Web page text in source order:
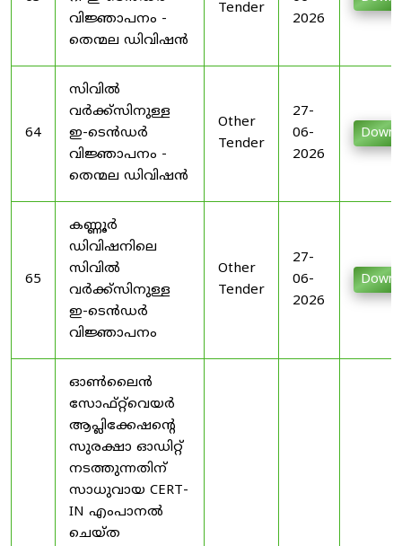
വിജ്ഞാപനം -
തെന്മല ഡിവിഷൻ
Tender
2026
64
സിവിൽ
വർക്ക്സിനുള്ള
ഇ-ടെൻഡർ
വിജ്ഞാപനം -
തെന്മല ഡിവിഷൻ
Other
Tender
27-
06-
2026
65
കണ്ണൂർ
ഡിവിഷനിലെ
സിവിൽ
വർക്ക്സിനുള്ള
ഇ-ടെൻഡർ
വിജ്ഞാപനം
Other
Tender
27-
06-
2026
ഓൺലൈൻ
സോഫ്റ്റ്‌വെയർ
ആപ്ലിക്കേഷന്റെ
സുരക്ഷാ ഓഡിറ്റ്
നടത്തുന്നതിന്
സാധുവായ CERT-
IN എംപാനൽ
ചെയ്ത